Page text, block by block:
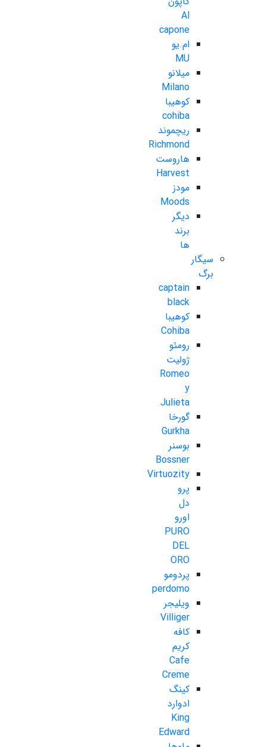
Al
capone
ام.یو
MU
میلانو
Milano
کوهیبا
cohiba
ریچموند
Richmond
هاروست
Harvest
مودز
Moods
دیگر
برند
ها
سیگار
برگ
captain
black
کوهیبا
Cohiba
رومئو
ژولیت
Romeo
y
Julieta
گورخا
Gurkha
بوسنر
Bossner
Virtuozity
پرو
دل
اورو
PURO
DEL
ORO
پردومو
perdomo
ویلیجر
Villiger
کافه
کریم
Cafe
Creme
کینگ
ادوارد
King
Edward